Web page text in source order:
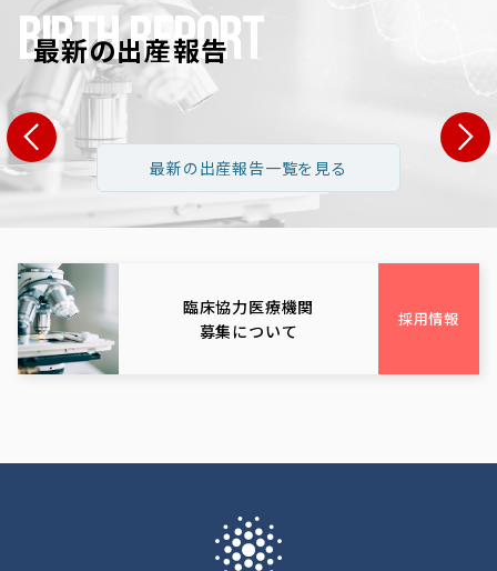
BIRTH REPORT
最新の出産報告
S・T様
男性:35歳
長野県 H・Y様 広島県
最新の出産報告一覧を見る
臨床協力医療機関
募集について
採用情報